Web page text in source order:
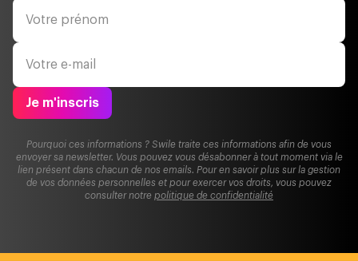
Je m'inscris
Pourquoi ces informations ? Swile traite ces informations afin de vous
envoyer sa newsletter. Vous pouvez vous désabonner à tout moment via le
lien présent dans chacun de nos emails. Pour en savoir plus sur la gestion
de vos données personnelles et pour exercer vos droits, vous pouvez
consulter notre politique de confidentialité